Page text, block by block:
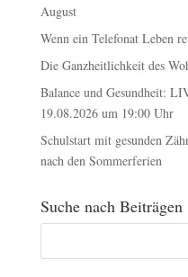
August
Wenn ein Telefonat Leben
Die Ganzheitlichkeit des
Balance und Gesundheit:
19.08.2026 um 19:00 Uhr
Schulstart mit gesunden
nach den Sommerferien
Suche nach Beiträgen